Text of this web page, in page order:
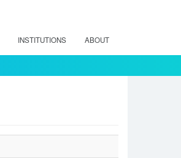
INSTITUTIONS ABOUT